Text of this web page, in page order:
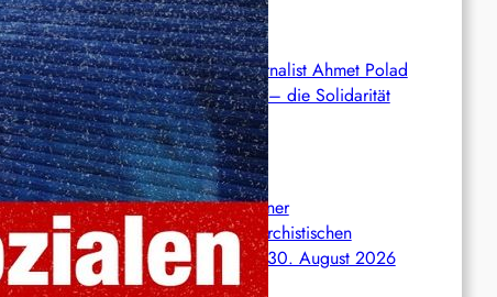
Syrien: Der kurdische Journalist Ahmet Polad
ist seit 200 Tagen in Haft – die Solidarität
wächst
International: Aufruf zu einer
Solidaritätswoche mit anarchistischen
Gefangenen vom 23. bis 30. August 2026